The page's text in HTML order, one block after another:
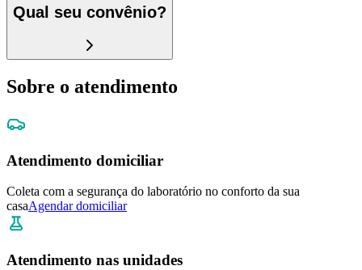
Qual seu convênio?
Sobre o atendimento
Atendimento domiciliar
Coleta com a segurança do laboratório no conforto da sua
casaAgendar domiciliar
Atendimento nas unidades